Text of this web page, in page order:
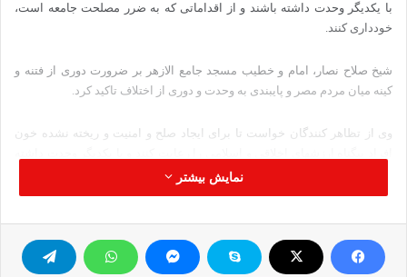
با یکدیگر وحدت داشته باشند و از اقداماتی که به ضرر مصلحت جامعه است،
خودداری کنند.
شیخ صلاح نصار، امام و خطیب مسجد جامع الازهر بر ضرورت دوری از فتنه و
کینه میان مردم مصر و پایبندی به وحدت و دوری از اختلاف تاکید کرد.
وی از تظاهر کنندگان خواست تا برای ایجاد صلح و امنیت و ریخته نشده خون
امامان جماعت مصر فتنه تظاهرات
نمایش بیشتر